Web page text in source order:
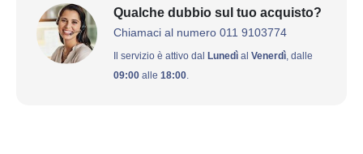
Qualche dubbio sul tuo acquisto?
Chiamaci al numero 011 9103774
Il servizio è attivo dal Lunedì al Venerdì , dalle
09:00 alle 18:00